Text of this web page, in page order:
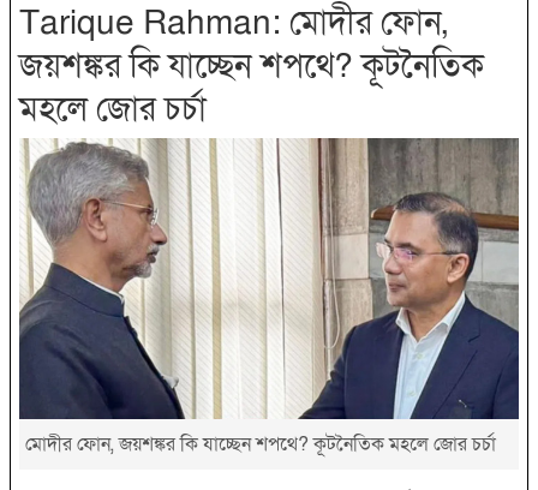
Tarique Rahman: মোদীর ফোন,
জয়শঙ্কর কি যাচ্ছেন শপথে? কূটনৈতিক
মহলে জোর চর্চা
মোদীর ফোন, জয়শঙ্কর কি যাচ্ছেন শপথে? কূটনৈতিক মহলে জোর চর্চা